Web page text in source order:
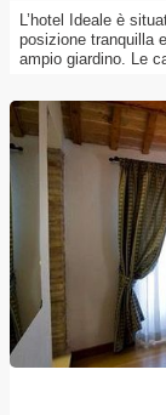
L’hotel Ideale è
posizione tranquilla
ampio giardino. Le